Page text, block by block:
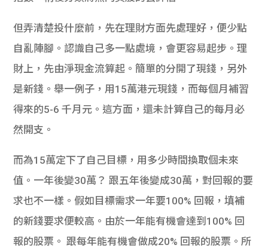
但弄清楚投什麼前，先在理財方面先處理好，便少點
自亂陣腳。 認識自己多一點處境，會更容易起步。理
財上，先由淨現金流算起。簡單的分開了現錢，另外
是新錢。舉一例子，用15萬港元現錢， 而每個月補習
得來的5-6 千月元。這方面，還未計算自己的每月必
然開支。
而為15萬定下了自己目標，用多少時間換取個未來
值。 一年後變30萬？ 跟五年後變成30萬，對回報的要
求也不一樣。 假如目標需求一年要100% 回報，填補
的新錢要求便較高。 由於一年能有機會達到100% 回
報的股票。跟每年能有機會做成20% 回報的股票。所